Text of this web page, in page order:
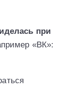
при
«ВК»: